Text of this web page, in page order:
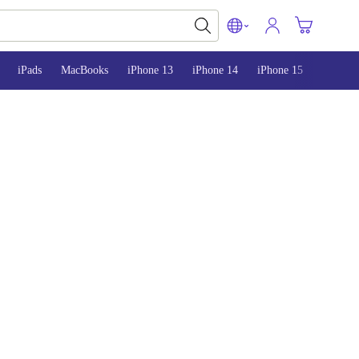
iPads MacBooks iPhone 13 iPhone 14 iPhone 15